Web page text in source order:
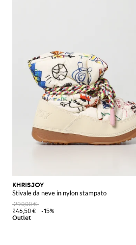
KHRISJOY
Stivale da neve in nylon stampato
290,00 €
246,50 €
-15%